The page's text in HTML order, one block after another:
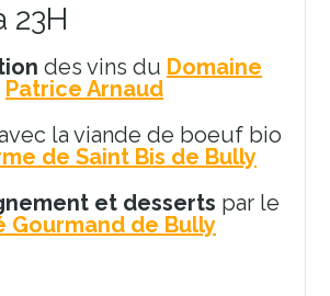
23H
des vins du Domaine
Patrice Arnaud
la viande de boeuf bio
de Saint Bis de Bully
et desserts par le
Gourmand de Bully